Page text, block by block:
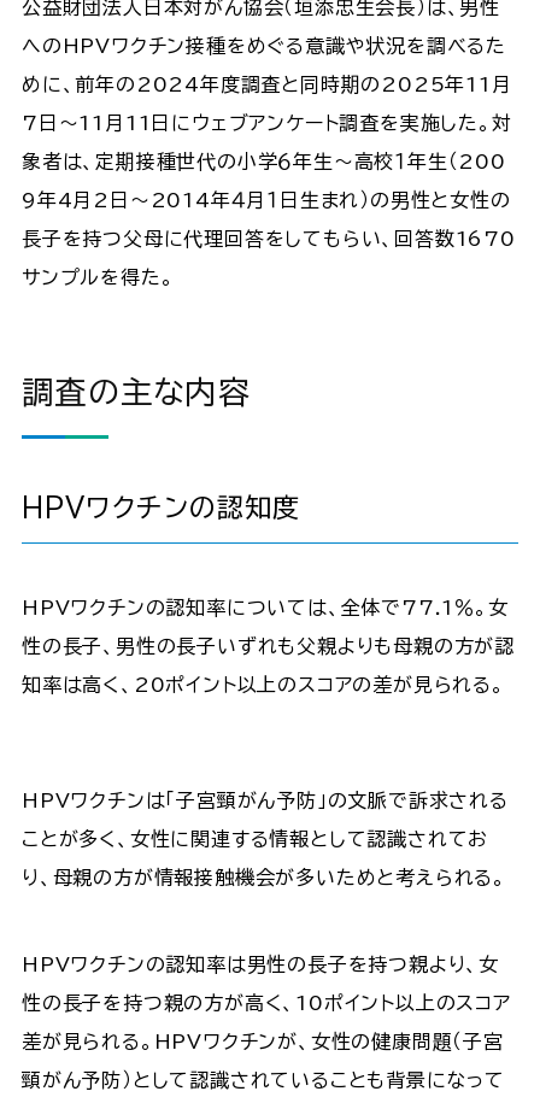
公益財団法人日本対がん協会（垣添忠生会長）は、男性
へのHPVワクチン接種をめぐる意識や状況を調べるた
めに、前年の2024年度調査と同時期の2025年11月
7日～11月11日にウェブアンケート調査を実施した。対
象者は、定期接種世代の小学６年生～高校１年生（200
9年4月2日～2014年４月１日生まれ）の男性と女性の
長子を持つ父母に代理回答をしてもらい、回答数1670
サンプルを得た。
調査の主な内容
HPVワクチンの認知度
HPVワクチンの認知率については、全体で77.1％。女
性の長子、男性の長子いずれも父親よりも母親の方が認
知率は高く、20ポイント以上のスコアの差が見られる。
HPVワクチンは「子宮頸がん予防」の文脈で訴求される
ことが多く、女性に関連する情報として認識されてお
り、母親の方が情報接触機会が多いためと考えられる。
HPVワクチンの認知率は男性の長子を持つ親より、女
性の長子を持つ親の方が高く、10ポイント以上のスコア
差が見られる。HPVワクチンが、女性の健康問題（子宮
頸がん予防）として認識されていることも背景になって